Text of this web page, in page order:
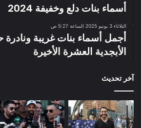
أسماء بنات دلع وخفيفة 2024
الثلاثاء 3 يونيو 2025 الساعة 5:27 ص
أجمل أسماء بنات غريبة
الأبجدية العشرة الأخيرة
آخر تحديث